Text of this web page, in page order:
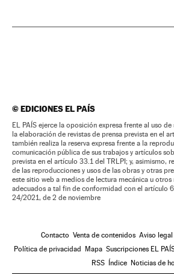
©EDICIONES EL PAÍS
EL PAÍS ejerce la oposición expresa frente al uso
la elaboración de revistas de prensa prevista en el
también realiza la reserva expresa frente a la
comunicación pública de sus trabajos y artículos
prevista en el artículo 33.1 del TRLPI; y, asimismo,
de las reproducciones y usos de las obras y otras
este sitio web a medios de lectura mecánica u otros
adecuados a tal fin de conformidad con el artículo
24/2021, de 2 de noviembre
Contacto Venta de contenidos Aviso legal
Política de privacidad
Mapa Suscripciones EL
RSS
Índice Noticias de